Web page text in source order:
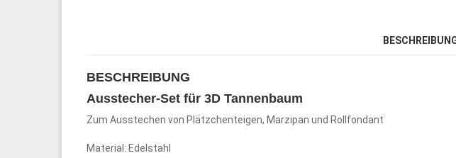
BESCHREIBUNG
Ausstecher-Set für 3D Tannenbaum
Zum Ausstechen von Plätzchenteigen, Marzipan und Rollfondant
Material: Edelstahl